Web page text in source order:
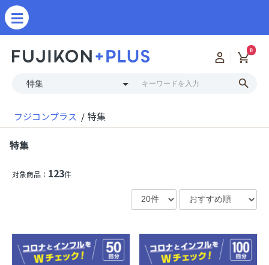
0
フジコンプラス 特集
特集
対象商品： 123件